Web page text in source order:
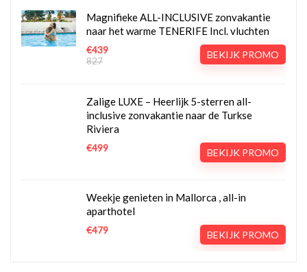
Magnifieke ALL-INCLUSIVE zonvakantie
naar het warme TENERIFE Incl. vluchten
€439
827
BEKIJK PROMO
Zalige LUXE – Heerlijk 5-sterren all-
inclusive zonvakantie naar de Turkse
Riviera
€499 BEKIJK PROMO
Weekje genieten in Mallorca , all-in
aparthotel
€479 BEKIJK PROMO